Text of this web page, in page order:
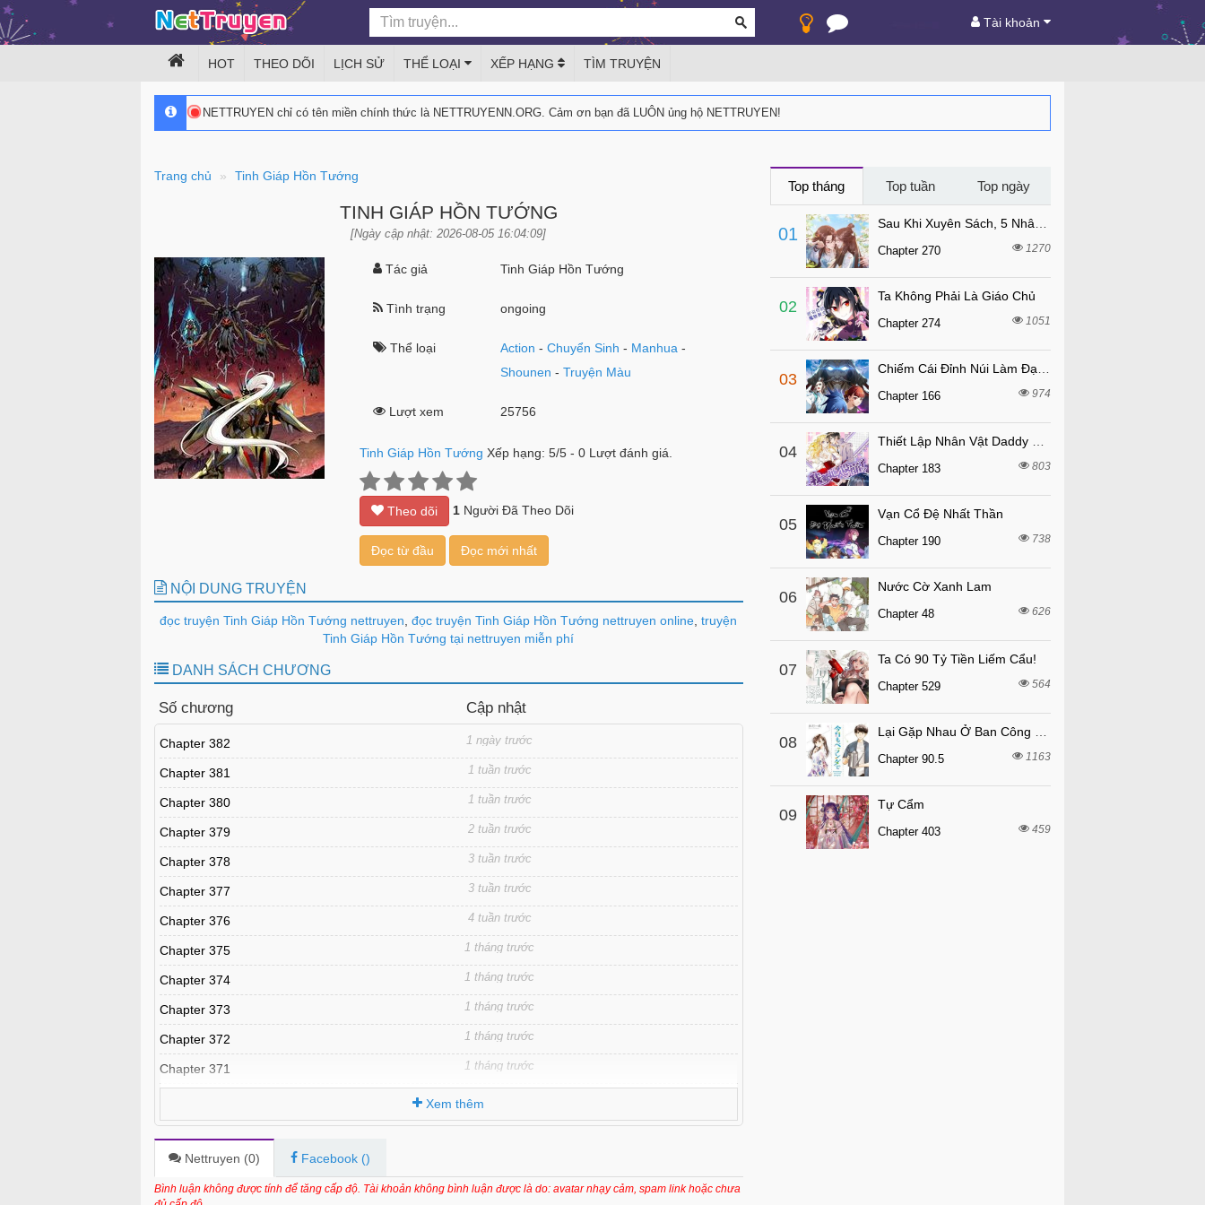
Tài khoản
HOT THEO DÕI LỊCH SỬ THỂ LOẠI XẾP HẠNG TÌM TRUYỆN
NETTRUYEN chỉ có tên miền chính thức là NETTRUYENN.ORG. Cảm ơn bạn đã LUÔN ủng hộ NETTRUYEN!
Trang chủ Tinh Giáp Hồn Tướng
TINH GIÁP HỒN TƯỚNG
[Ngày cập nhật: 2026-08-05 16:04:09]
Tác giả Tinh Giáp Hồn Tướng
Tình trạng ongoing
Thể loại Action -Chuyển Sinh - Manhua -
Shounen -Truyện Màu
Lượt xem 25756
Tinh Giáp Hồn Tướng Xếp hạng: 5/5- 0Lượt đánh giá.
Theo dõi 1Người Đã Theo Dõi
Đọc từ đầu Đọc mới nhất
NỘI DUNG TRUYỆN
đọc truyện Tinh Giáp Hồn Tướng nettruyen đọc truyện Tinh Giáp Hồn Tướng nettruyen online truyện
Tinh Giáp Hồn Tướng tại nettruyen miễn phí
DANH SÁCH CHƯƠNG
Số chương Cập nhật
Chapter 382 1 ngày trước
Chapter 381 1 tuần trước
Chapter 380 1 tuần trước
Chapter 379 2 tuần trước
Chapter 378 3 tuần trước
Chapter 377 3 tuần trước
Chapter 376 4 tuần trước
Chapter 375 1 tháng trước
Chapter 374 1 tháng trước
Chapter 373 1 tháng trước
Chapter 372 1 tháng trước
Chapter 371 1 tháng trước
Chapter 369 2 tháng trước
Chapter 368
Chapter 367 2 tháng trước
Xem thêm
Nettruyen (0) Facebook ()
Bình luận không được tính để tăng cấp độ. Tài khoản không bình luận được là do: avatar nhạy cảm, spam link hoặc chưa
Top tháng Top tuần Top ngày
01
Chapter 270 1270
02
Ta Không Phải Là Giáo Chủ
Chapter 274 1051
03
Chapter 166 974
04
Chapter 183 803
05
Vạn Cổ Đệ Nhất Thần
Chapter 190 738
06
Nước Cờ Xanh Lam
Chapter 48 626
07
Ta Có 90 Tỷ Tiền Liếm Cẩu!
Chapter 529 564
08
Chapter 90.5 1163
09
Tự Cẩm
Chapter 403 459